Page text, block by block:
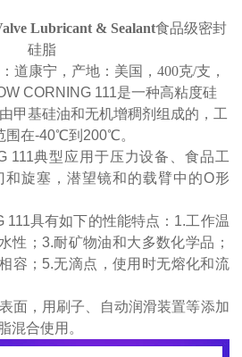
Lubricant & Sealant食品级密封
硅脂
：道康宁，产地：美国， 400克/支，
CORNING 111是一种高粘度硅
甲基硅油和无机增稠剂组成的，工
围在-40℃到200℃。
111典型应用于压力设备、食品工
和旋塞，潜望镜和的载臂中的O形
111具有如下的性能特点：1.工作温
性；3.耐矿物油和大多数化学品；
容；5.无滴点，使用时无熔化和流
面，用刷子、自动润滑装置等添加
混合使用。